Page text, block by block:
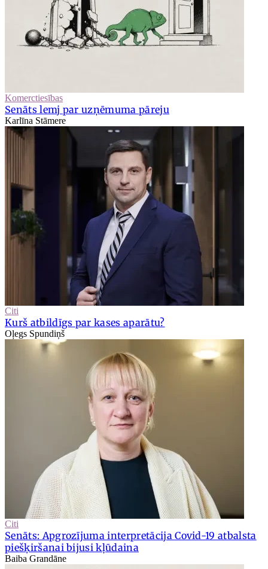
Komerctiesības
Senāts lemj par uzņēmuma pāreju
Karlīna Stāmere
Citi
Kurš atbildīgs par kases aparātu?
Oļegs Spundiņš
Citi
Senāts: Apgrozījuma interpretācija Covid-19 atbalsta
piešķiršanai bijusi kļūdaina
Baiba Grandāne